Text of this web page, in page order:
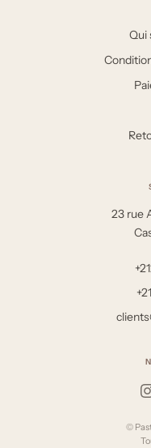
Qui
23 rue
©